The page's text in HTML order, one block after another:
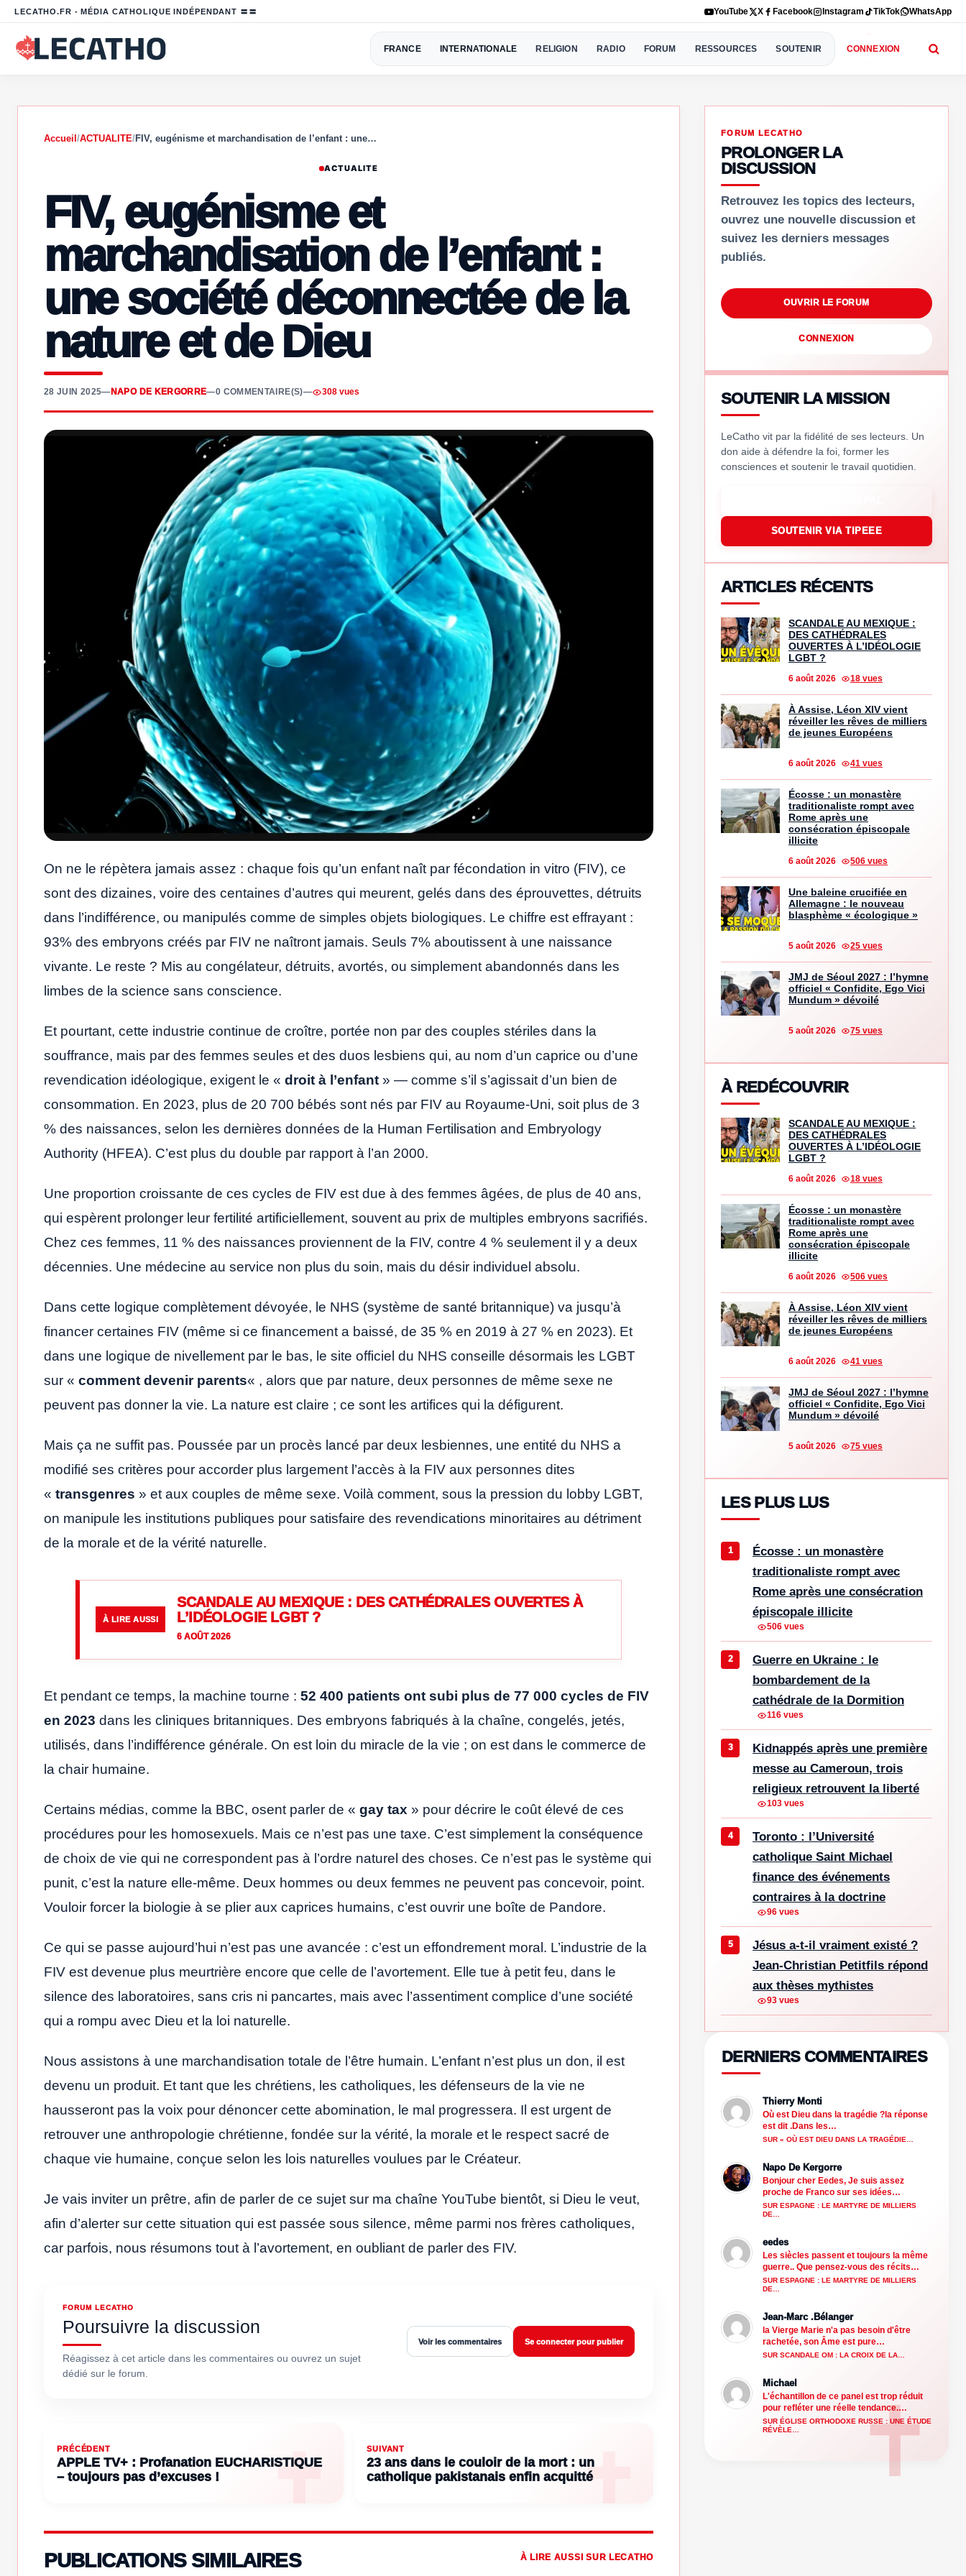
LECATHO.FR - MÉDIA CATHOLIQUE INDÉPENDANT 〓〓 YouTube X Facebook Instagram TikTok WhatsApp
FRANCE INTERNATIONALE RELIGION RADIO FORUM RESSOURCES SOUTENIR CONNEXION
Accueil /ACTUALITE/FIV, eugénisme et marchandisation de l’enfant : une…
ACTUALITE
FIV, eugénisme et
marchandisation de l’enfant :
une société déconnectée de la
nature et de Dieu
28 JUIN 2025— NAPO DE KERGORRE—0 COMMENTAIRE(S)— 308 vues
On ne le répètera jamais assez : chaque fois qu’un enfant naît par fécondation in vitro (FIV), ce
sont des dizaines, voire des centaines d’autres qui meurent, gelés dans des éprouvettes, détruits
dans l’indifférence, ou manipulés comme de simples objets biologiques. Le chiffre est effrayant :
93% des embryons créés par FIV ne naîtront jamais. Seuls 7% aboutissent à une naissance
vivante. Le reste ? Mis au congélateur, détruits, avortés, ou simplement abandonnés dans les
limbes de la science sans conscience.
Et pourtant, cette industrie continue de croître, portée non par des couples stériles dans la
souffrance, mais par des femmes seules et des duos lesbiens qui, au nom d’un caprice ou d’une
revendication idéologique, exigent le « droit à l’enfant » — comme s’il s’agissait d’un bien de
consommation. En 2023, plus de 20 700 bébés sont nés par FIV au Royaume-Uni, soit plus de 3
% des naissances, selon les dernières données de la Human Fertilisation and Embryology
Authority (HFEA). C’est plus du double par rapport à l’an 2000.
Une proportion croissante de ces cycles de FIV est due à des femmes âgées, de plus de 40 ans,
qui espèrent prolonger leur fertilité artificiellement, souvent au prix de multiples embryons sacrifiés.
Chez ces femmes, 11 % des naissances proviennent de la FIV, contre 4 % seulement il y a deux
décennies. Une médecine au service non plus du soin, mais du désir individuel absolu.
Dans cette logique complètement dévoyée, le NHS (système de santé britannique) va jusqu’à
financer certaines FIV (même si ce financement a baissé, de 35 % en 2019 à 27 % en 2023). Et
dans une logique de nivellement par le bas, le site officiel du NHS conseille désormais les LGBT
sur « comment devenir parents« , alors que par nature, deux personnes de même sexe ne
peuvent pas donner la vie. La nature est claire ; ce sont les artifices qui la défigurent.
Mais ça ne suffit pas. Poussée par un procès lancé par deux lesbiennes, une entité du NHS a
modifié ses critères pour accorder plus largement l’accès à la FIV aux personnes dites
« transgenres » et aux couples de même sexe. Voilà comment, sous la pression du lobby LGBT,
on manipule les institutions publiques pour satisfaire des revendications minoritaires au détriment
de la morale et de la vérité naturelle.
À LIRE AUSSI
SCANDALE AU MEXIQUE : DES CATHÉDRALES OUVERTES À
L’IDÉOLOGIE LGBT ?
6 AOÛT 2026
Et pendant ce temps, la machine tourne : 52 400 patients ont subi plus de 77 000 cycles de FIV
en 2023 dans les cliniques britanniques. Des embryons fabriqués à la chaîne, congelés, jetés,
utilisés, dans l’indifférence générale. On est loin du miracle de la vie ; on est dans le commerce de
la chair humaine.
Certains médias, comme la BBC, osent parler de « gay tax » pour décrire le coût élevé de ces
procédures pour les homosexuels. Mais ce n’est pas une taxe. C’est simplement la conséquence
de choix de vie qui ne correspondent pas à l’ordre naturel des choses. Ce n’est pas le système qui
punit, c’est la nature elle-même. Deux hommes ou deux femmes ne peuvent pas concevoir, point.
Vouloir forcer la biologie à se plier aux caprices humains, c’est ouvrir une boîte de Pandore.
Ce qui se passe aujourd’hui n’est pas une avancée : c’est un effondrement moral. L’industrie de la
FIV est devenue plus meurtrière encore que celle de l’avortement. Elle tue à petit feu, dans le
silence des laboratoires, sans cris ni pancartes, mais avec l’assentiment complice d’une société
qui a rompu avec Dieu et la loi naturelle.
Nous assistons à une marchandisation totale de l’être humain. L’enfant n’est plus un don, il est
devenu un produit. Et tant que les chrétiens, les catholiques, les défenseurs de la vie ne
hausseront pas la voix pour dénoncer cette abomination, le mal progressera. Il est urgent de
retrouver une anthropologie chrétienne, fondée sur la vérité, la morale et le respect sacré de
chaque vie humaine, conçue selon les lois naturelles voulues par le Créateur.
Je vais inviter un prêtre, afin de parler de ce sujet sur ma chaîne YouTube bientôt, si Dieu le veut,
afin d’alerter sur cette situation qui est passée sous silence, même parmi nos frères catholiques,
car parfois, nous résumons tout à l’avortement, en oubliant de parler des FIV.
FORUM LECATHO
Poursuivre la discussion
Réagissez à cet article dans les commentaires ou ouvrez un sujet
dédié sur le forum.
Voir les commentaires Se connecter pour publier
PRÉCÉDENT
APPLE TV+ : Profanation EUCHARISTIQUE
– toujours pas d’excuses !
SUIVANT
23 ans dans le couloir de la mort : un
catholique pakistanais enfin acquitté
PUBLICATIONS SIMILAIRES À LIRE AUSSI SUR LECATHO
FORUM LECATHO
PROLONGER LA
DISCUSSION
Retrouvez les topics des lecteurs,
ouvrez une nouvelle discussion et
suivez les derniers messages
publiés.
OUVRIR LE FORUM
CONNEXION
SOUTENIR LA MISSION
LeCatho vit par la fidélité de ses lecteurs. Un
don aide à défendre la foi, former les
consciences et soutenir le travail quotidien.
SOUTENIR VIA TIPEEE
ARTICLES RÉCENTS
SCANDALE AU MEXIQUE :
DES CATHÉDRALES
OUVERTES À L’IDÉOLOGIE
LGBT ?
6 août 2026 18 vues
À Assise, Léon XIV vient
réveiller les rêves de milliers
de jeunes Européens
6 août 2026 41 vues
Écosse : un monastère
traditionaliste rompt avec
Rome après une
consécration épiscopale
illicite
6 août 2026 506 vues
Une baleine crucifiée en
Allemagne : le nouveau
blasphème « écologique »
5 août 2026 25 vues
JMJ de Séoul 2027 : l’hymne
officiel « Confidite, Ego Vici
Mundum » dévoilé
5 août 2026 75 vues
À REDÉCOUVRIR
SCANDALE AU MEXIQUE :
DES CATHÉDRALES
OUVERTES À L’IDÉOLOGIE
LGBT ?
6 août 2026 18 vues
Écosse : un monastère
traditionaliste rompt avec
Rome après une
consécration épiscopale
illicite
6 août 2026 506 vues
À Assise, Léon XIV vient
réveiller les rêves de milliers
de jeunes Européens
6 août 2026 41 vues
JMJ de Séoul 2027 : l’hymne
officiel « Confidite, Ego Vici
Mundum » dévoilé
5 août 2026 75 vues
LES PLUS LUS
Écosse : un monastère
traditionaliste rompt avec
Rome après une consécration
épiscopale illicite
506 vues
Guerre en Ukraine : le
bombardement de la
cathédrale de la Dormition
116 vues
Kidnappés après une première
messe au Cameroun, trois
religieux retrouvent la liberté
103 vues
Toronto : l’Université
catholique Saint Michael
finance des événements
contraires à la doctrine
96 vues
Jésus a-t-il vraiment existé ?
Jean-Christian Petitfils répond
aux thèses mythistes
93 vues
DERNIERS COMMENTAIRES
Thierry Monti
Où est Dieu dans la tragédie ?la réponse
est dit .Dans les…
SUR « OÙ EST DIEU DANS LA TRAGÉDIE…
Napo De Kergorre
Bonjour cher Eedes, Je suis assez
proche de Franco sur ses idées…
SUR ESPAGNE : LE MARTYRE DE MILLIERS
DE…
eedes
Les siècles passent et toujours la même
guerre.. Que pensez-vous des récits…
SUR ESPAGNE : LE MARTYRE DE MILLIERS
DE…
Jean-Marc .Bélanger
la Vierge Marie n'a pas besoin d'être
rachetée, son Âme est pure…
SUR SCANDALE OM : LA CROIX DE LA…
Michael
L'échantillon de ce panel est trop réduit
pour refléter une réelle tendance.…
SUR ÉGLISE ORTHODOXE RUSSE : UNE ÉTUDE
RÉVÈLE…